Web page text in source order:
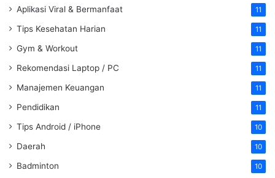
Aplikasi Viral & Bermanfaat 11
Tips Kesehatan Harian 11
Gym & Workout 11
Rekomendasi Laptop / PC 11
Manajemen Keuangan 11
Pendidikan 11
Tips Android / iPhone 10
Daerah 10
Badminton 10